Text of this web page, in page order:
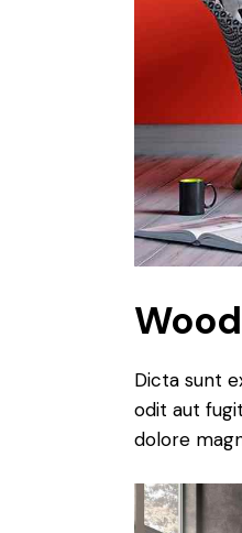
Dicta sunt
odit aut
dolore